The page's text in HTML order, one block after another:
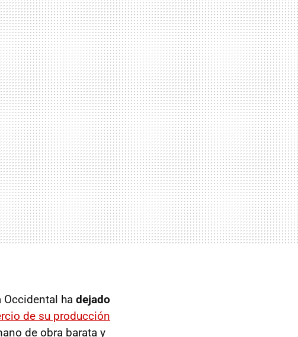
Occidental ha dejado
de su producción
de obra barata y